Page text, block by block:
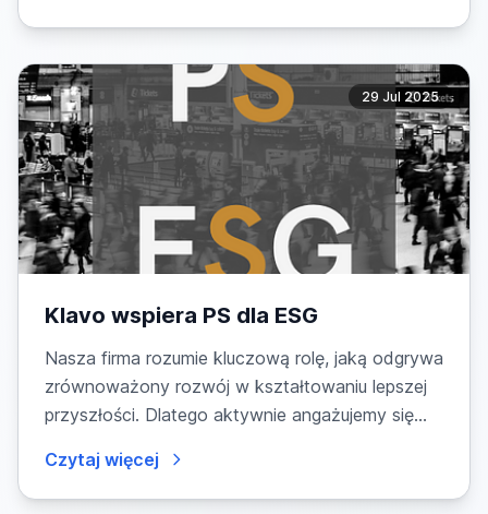
29 Jul 2025
Klavo wspiera PS dla ESG
Nasza firma rozumie kluczową rolę, jaką odgrywa
zrównoważony rozwój w kształtowaniu lepszej
przyszłości. Dlatego aktywnie angażujemy się
Czytaj więcej